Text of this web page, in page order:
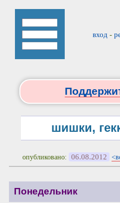
вход -
шишки,
опубликовано: 06.08.2012
Понедельник